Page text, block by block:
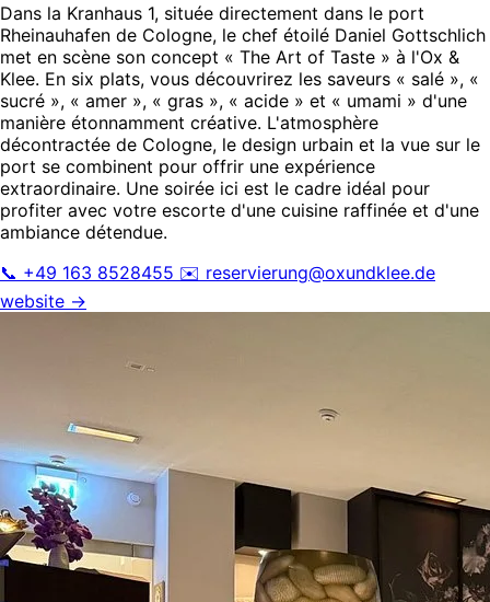
Dans la Kranhaus 1, située directement dans le port
Rheinauhafen de Cologne, le chef étoilé Daniel Gottschlich
met en scène son concept « The Art of Taste » à l'Ox &
Klee. En six plats, vous découvrirez les saveurs « salé », «
sucré », « amer », « gras », « acide » et « umami » d'une
manière étonnamment créative. L'atmosphère
décontractée de Cologne, le design urbain et la vue sur le
port se combinent pour offrir une expérience
extraordinaire. Une soirée ici est le cadre idéal pour
profiter avec votre escorte d'une cuisine raffinée et d'une
ambiance détendue.
📞 +49 163 8528455 ✉️ reservierung@oxundklee.de
website →